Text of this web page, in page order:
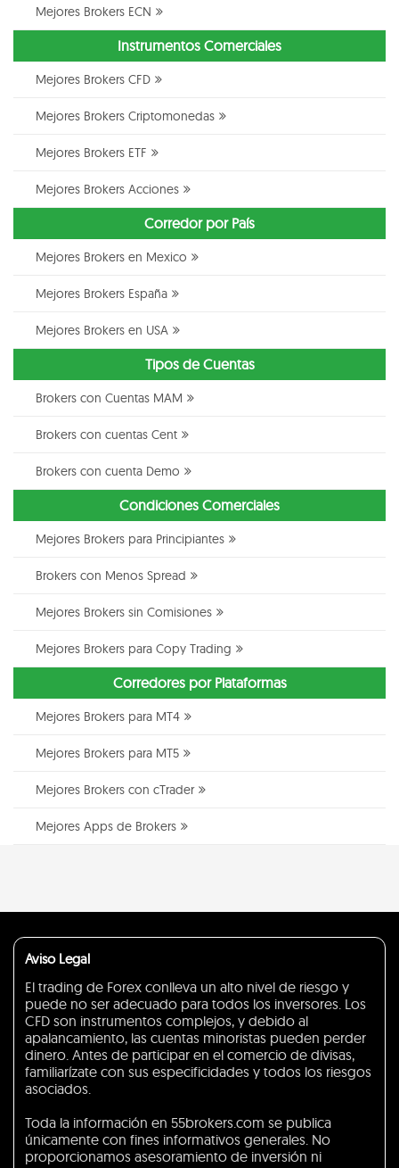
Mejores Brokers ECN
Instrumentos Comerciales
Mejores Brokers CFD
Mejores Brokers Criptomonedas
Mejores Brokers ETF
Mejores Brokers Acciones
Corredor por País
Mejores Brokers en Mexico
Mejores Brokers España
Mejores Brokers en USA
Tipos de Cuentas
Brokers con Cuentas MAM
Brokers con cuentas Cent
Brokers con cuenta Demo
Condiciones Comerciales
Mejores Brokers para Principiantes
Brokers con Menos Spread
Mejores Brokers sin Comisiones
Mejores Brokers para Copy Trading
Corredores por Plataformas
Mejores Brokers para MT4
Mejores Brokers para MT5
Mejores Brokers con cTrader
Mejores Apps de Brokers
Aviso Legal
El trading de Forex conlleva un alto nivel de riesgo y
puede no ser adecuado para todos los inversores. Los
CFD son instrumentos complejos, y debido al
apalancamiento, las cuentas minoristas pueden perder
dinero. Antes de participar en el comercio de divisas,
familiarízate con sus especificidades y todos los riesgos
asociados.
Toda la información en 55brokers.com se publica
únicamente con fines informativos generales. No
proporcionamos asesoramiento de inversión ni